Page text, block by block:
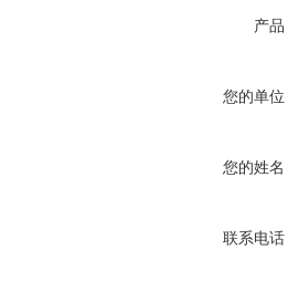
产品
您的单位
您的姓名
联系电话